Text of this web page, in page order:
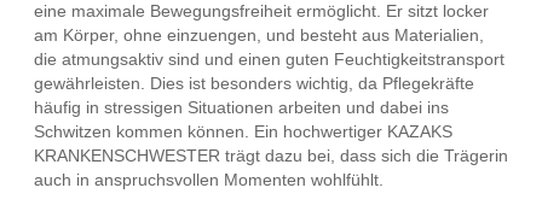
eine maximale Bewegungsfreiheit ermöglicht. Er sitzt locker
am Körper, ohne einzuengen, und besteht aus Materialien,
die atmungsaktiv sind und einen guten Feuchtigkeitstransport
gewährleisten. Dies ist besonders wichtig, da Pflegekräfte
häufig in stressigen Situationen arbeiten und dabei ins
Schwitzen kommen können. Ein hochwertiger KAZAKS
KRANKENSCHWESTER trägt dazu bei, dass sich die Trägerin
auch in anspruchsvollen Momenten wohlfühlt.